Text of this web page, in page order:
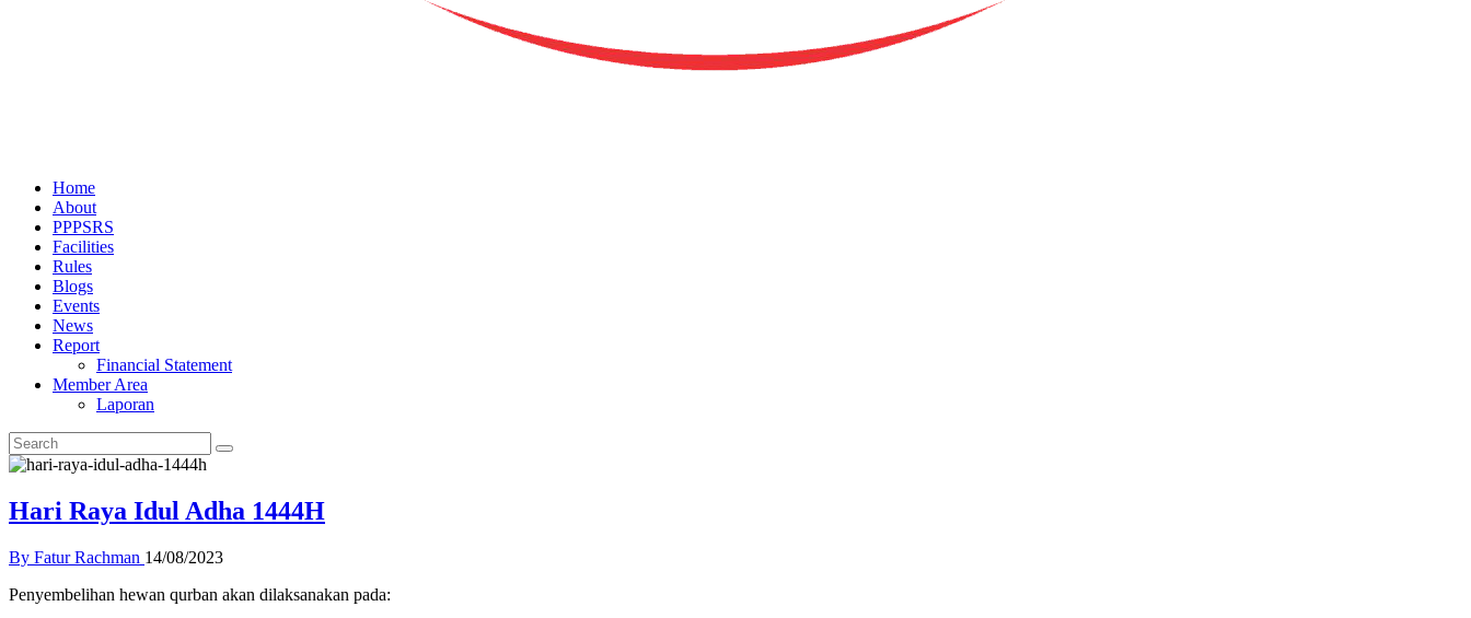
Home
About
PPPSRS
Facilities
Rules
Blogs
Events
News
Report
Financial Statement
Member Area
Laporan
Hari Raya Idul Adha 1444H
By Fatur Rachman 14/08/2023
Penyembelihan hewan qurban akan dilaksanakan pada: